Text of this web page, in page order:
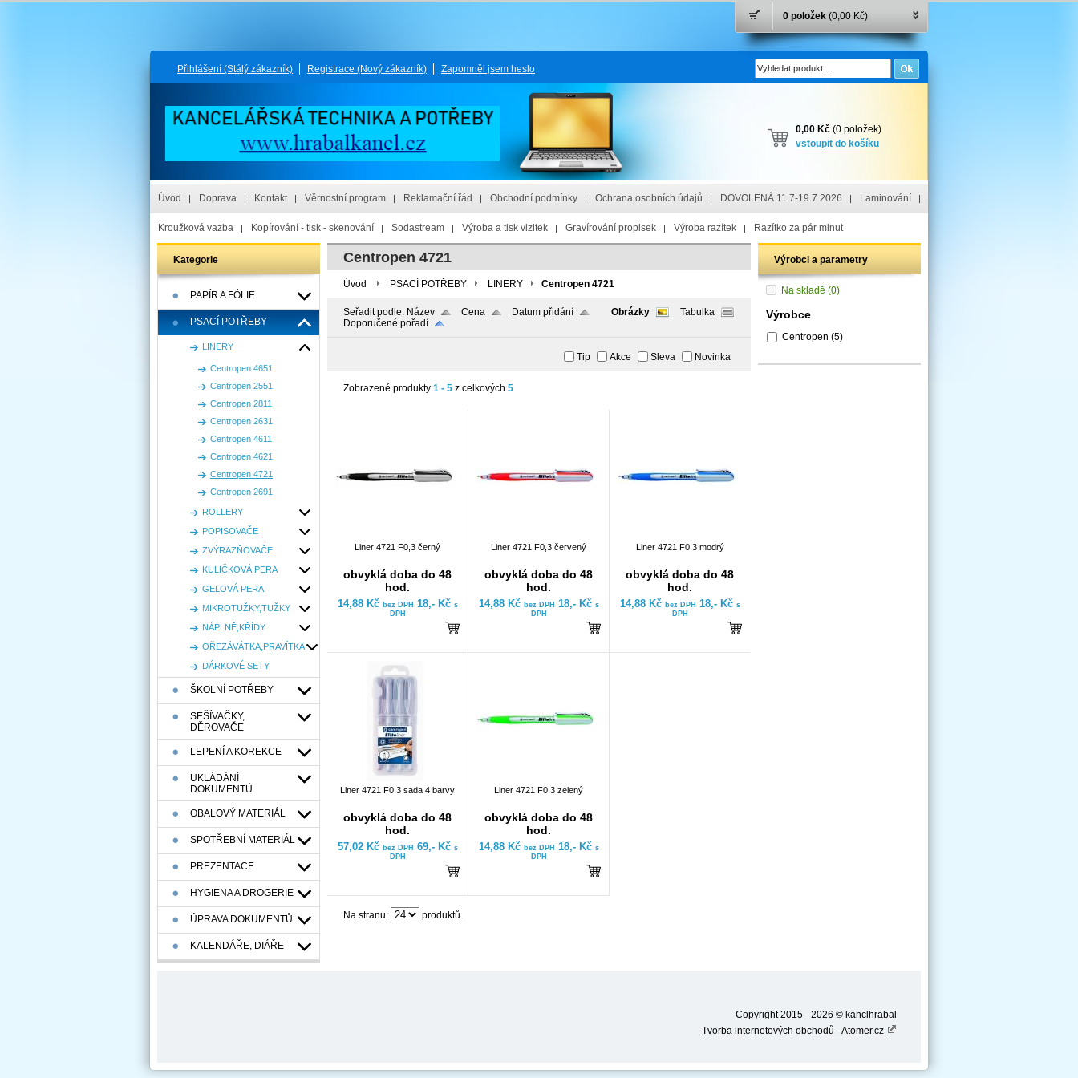
0 položek (0,00 Kč)
Přihlášení (Stálý zákazník) Registrace (Nový zákazník) Zapomněl jsem heslo
0,00 Kč (0 položek)
vstoupit do košíku
Úvod Doprava Kontakt Věrnostní program Reklamační řád Obchodní podmínky Ochrana osobních údajů DOVOLENÁ 11.7-19.7 2026 Laminování
Kroužková vazba Kopírování - tisk - skenování Sodastream Výroba a tisk vizitek Gravírování propisek Výroba razítek Razítko za pár minut
Kategorie
PAPÍR A FÓLIE
PSACÍ POTŘEBY
LINERY
Centropen 4651
Centropen 2551
Centropen 2811
Centropen 2631
Centropen 4611
Centropen 4621
Centropen 4721
Centropen 2691
ROLLERY
POPISOVAČE
ZVÝRAZŇOVAČE
KULIČKOVÁ PERA
GELOVÁ PERA
MIKROTUŽKY,TUŽKY
NÁPLNĚ,KŘÍDY
OŘEZÁVÁTKA,PRAVÍTKA
DÁRKOVÉ SETY
ŠKOLNÍ POTŘEBY
SEŠÍVAČKY,
DĚROVAČE
LEPENÍ A KOREKCE
UKLÁDÁNÍ
DOKUMENTÚ
OBALOVÝ MATERIÁL
SPOTŘEBNÍ MATERIÁL
PREZENTACE
HYGIENA A DROGERIE
ÚPRAVA DOKUMENTŮ
KALENDÁŘE, DIÁŘE
Centropen 4721
Úvod PSACÍ POTŘEBY LINERY Centropen 4721
Seřadit podle: Název Cena
Datum přidání
Doporučené pořadí
Obrázky Tabulka
Tip Akce Sleva Novinka
Zobrazené produkty 1 - 5 z celkových 5
Liner 4721 F0,3 černý
obvyklá doba do 48
hod.
14,88 Kč bez DPH 18,- Kč s
DPH
Liner 4721 F0,3 červený
obvyklá doba do 48
hod.
14,88 Kč bez DPH 18,- Kč s
DPH
Liner 4721 F0,3 modrý
obvyklá doba do 48
hod.
14,88 Kč bez DPH 18,- Kč s
DPH
Liner 4721 F0,3 sada 4 barvy
obvyklá doba do 48
hod.
57,02 Kč bez DPH 69,- Kč s
DPH
Liner 4721 F0,3 zelený
obvyklá doba do 48
hod.
14,88 Kč bez DPH 18,- Kč s
DPH
Na stranu: produktů.
Výrobci a parametry
Na skladě (0)
Výrobce
Centropen (5)
Copyright 2015 - 2026 © kanclhrabal
Tvorba internetových obchodů - Atomer.cz